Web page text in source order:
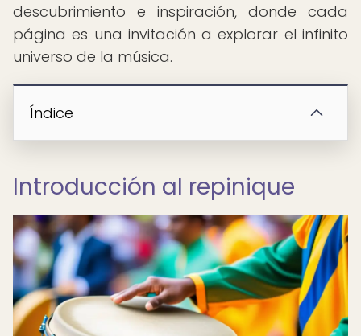
descubrimiento e inspiración, donde cada
página es una invitación a explorar el infinito
universo de la música.
Índice
Introducción al repinique